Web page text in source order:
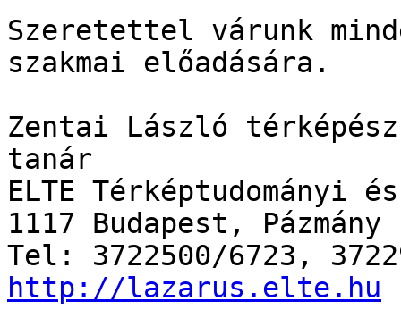
Szeretettel várunk
szakmai előadására.
Zentai László
tanár
ELTE Térképtudományi
1117 Budapest,
http://lazarus.elte.hu